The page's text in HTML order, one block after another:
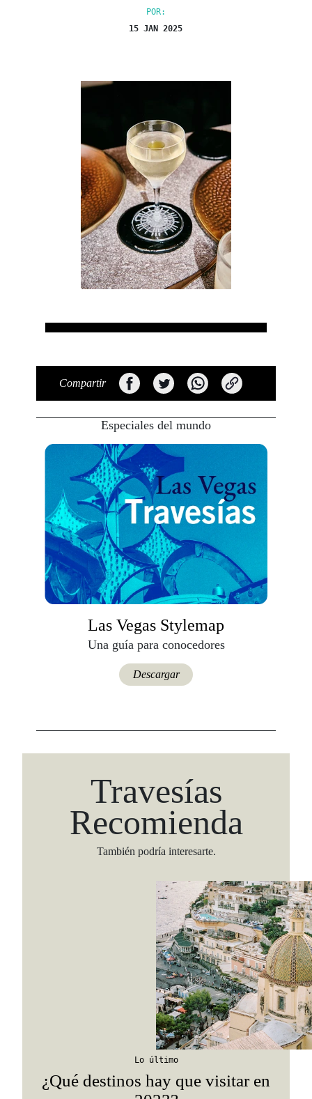
POR:
15 JAN 2025
Compartir
Especiales del mundo
Las Vegas Stylemap
Una guía para conocedores
Descargar
Travesías
Recomienda
También podría interesarte.
Lo último
¿Qué destinos hay que visitar en
Viaja con Travesías, recibe cada semana
itinerarios, tips de insider y las guías más